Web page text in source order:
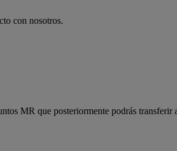
con nosotros.
MR que posteriormente podrás